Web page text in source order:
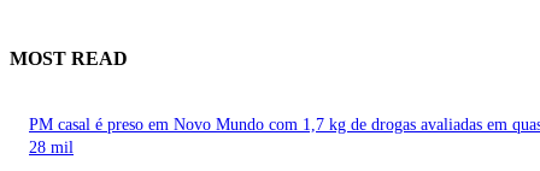
MOST READ
PM casal é preso em Novo Mundo com 1,7 kg de drogas avaliadas em
28 mil